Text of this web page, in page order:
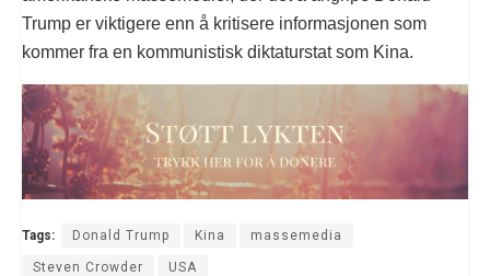
Trump er viktigere enn å kritisere informasjonen som
kommer fra en kommunistisk diktaturstat som Kina.
Tags: Donald Trump Kina massemedia
Steven Crowder USA